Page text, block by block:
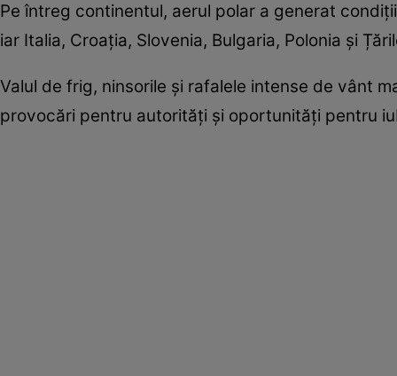
Pe întreg continentul, aerul polar a generat
iar Italia, Croația, Slovenia, Bulgaria, Polonia și
Valul de frig, ninsorile și rafalele intense de vânt
provocări pentru autorități și oportunități pentru